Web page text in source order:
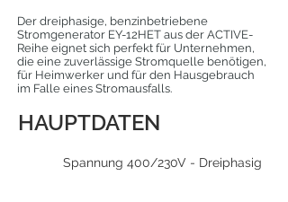
Der dreiphasige, benzinbetriebene
Stromgenerator EY-12HET aus der ACTIVE-
Reihe eignet sich perfekt für Unternehmen,
die eine zuverlässige Stromquelle benötigen,
für Heimwerker und für den Hausgebrauch
im Falle eines Stromausfalls.
HAUPTDATEN
Spannung 400/230V - Dreiphasig